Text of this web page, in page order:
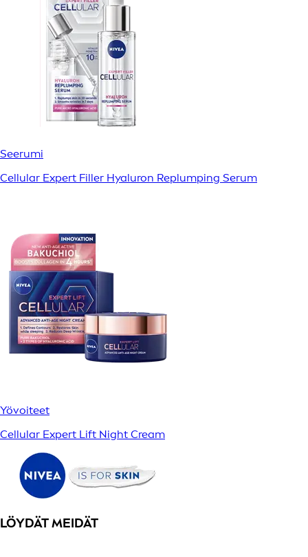
Seerumi
Cellular Expert Filler Hyaluron Replumping Serum
Yövoiteet
Cellular Expert Lift Night Cream
LÖYDÄT MEIDÄT